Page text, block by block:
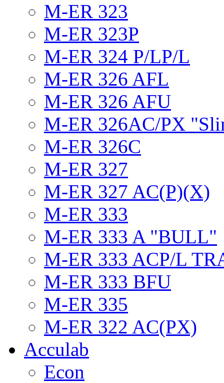
M-ER 323
M-ER 323P
M-ER 324 P/LP/L
M-ER 326 AFL
M-ER 326 AFU
M-ER 326AC/PX
M-ER 326C
M-ER 327
M-ER 327 AC(P)(X)
M-ER 333
M-ER 333 A "BULL"
M-ER 333 ACP/L
M-ER 333 BFU
M-ER 335
M-ER 322 AC(PX)
Acculab
Econ